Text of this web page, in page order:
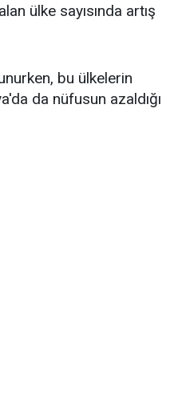
ülke sayısında artış
bu ülkelerin
da nüfusun azaldığı